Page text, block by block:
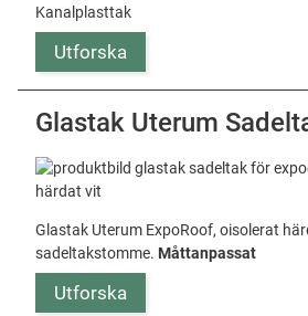
Kanalplasttak
Utforska
Glastak Uterum
Glastak Uterum ExpoRoof, oisolerat
sadeltakstomme. Måttanpassat
Utforska